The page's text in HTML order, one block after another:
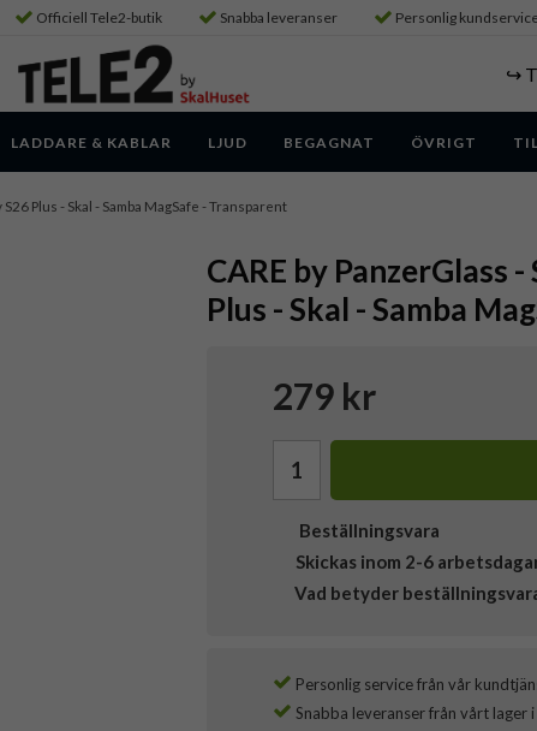
Officiell Tele2-butik Snabba leveranser Personlig
↪️
LADDARE & KABLAR LJUD BEGAGNAT ÖVRIGT
Plus - Skal - Samba MagSafe - Transparent
CARE by PanzerGlass
Plus - Skal - Samba
279 kr
Beställningsvara
Skickas inom 2-6
Vad betyder
Personlig service från vår
Snabba leveranser från vårt lager